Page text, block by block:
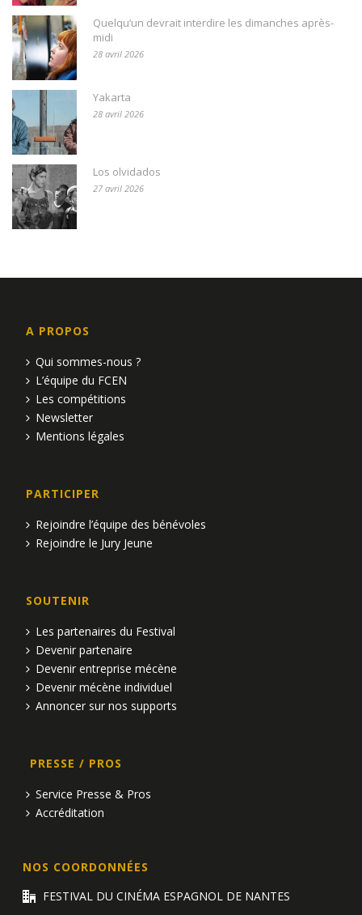
Quelqu’un devrait interdire les dimanches après-
midi
28 avril 2026
Yakarta
28 avril 2026
Los olvidados
27 avril 2026
A PROPOS
Qui sommes-nous ?
L’équipe du FCEN
Les compétitions
Newsletter
Mentions légales
PARTICIPER
Rejoindre l’équipe des bénévoles
Rejoindre le Jury Jeune
SOUTENIR
Les partenaires du Festival
Devenir partenaire
Devenir entreprise mécène
Devenir mécène individuel
Annoncer sur nos supports
PRESSE / PROS
Service Presse & Pros
Accréditation
NOS COORDONNÉES
FESTIVAL DU CINÉMA ESPAGNOL DE NANTES